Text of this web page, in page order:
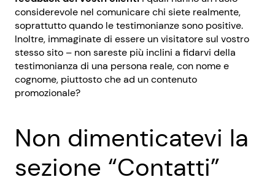
considerevole nel comunicare chi siete realmente,
soprattutto quando le testimonianze sono positive.
Inoltre, immaginate di essere un visitatore sul vostro
stesso sito – non sareste più inclini a fidarvi della
testimonianza di una persona reale, con nome e
cognome, piuttosto che ad un contenuto
promozionale?
Non dimenticatevi la
sezione “Contatti”